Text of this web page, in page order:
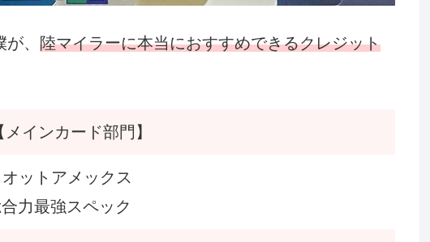
、 陸マイラーに本当におすすめできるクレジット
メインカード部門】
オットアメックス
力最強スペック